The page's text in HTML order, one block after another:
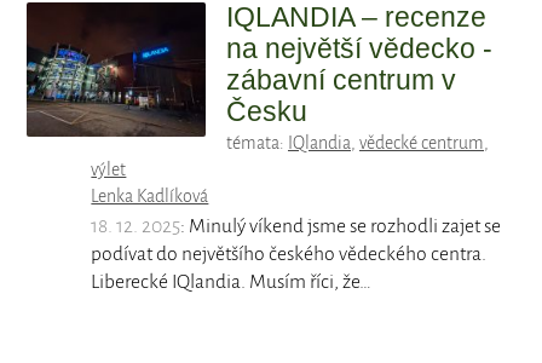
IQLANDIA – recenze
na největší vědecko -
zábavní centrum v
Česku
témata: IQlandia, vědecké centrum,
výlet
Lenka Kadlíková
18. 12. 2025: Minulý víkend jsme se rozhodli zajet se
podívat do největšího českého vědeckého centra.
Liberecké IQlandia. Musím říci, že…